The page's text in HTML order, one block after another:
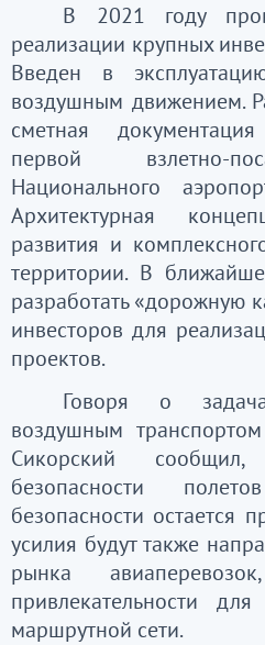
В 2021 году
реализации крупных
Введен в
воздушным движением.
сметная
первой взлетно-
Национального
Архитектурная
развития и
территории. В
разработать «дорожную
инвесторов для
проектов.
Говоря о
воздушным
Сикорский
безопасности
безопасности остается
усилия будут также
рынка
привлекательности
маршрутной сети.